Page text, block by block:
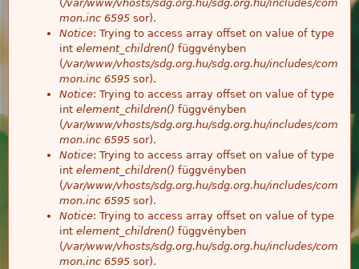
(/var/www/vhosts/sdg.org.hu/sdg.org.hu/includes/com
mon.inc 6595 sor).
Notice: Trying to access array offset on value of type
int element_children() függvényben
(/var/www/vhosts/sdg.org.hu/sdg.org.hu/includes/com
mon.inc 6595 sor).
Notice: Trying to access array offset on value of type
int element_children() függvényben
(/var/www/vhosts/sdg.org.hu/sdg.org.hu/includes/com
mon.inc 6595 sor).
Notice: Trying to access array offset on value of type
int element_children() függvényben
(/var/www/vhosts/sdg.org.hu/sdg.org.hu/includes/com
mon.inc 6595 sor).
Notice: Trying to access array offset on value of type
int element_children() függvényben
(/var/www/vhosts/sdg.org.hu/sdg.org.hu/includes/com
mon.inc 6595 sor).